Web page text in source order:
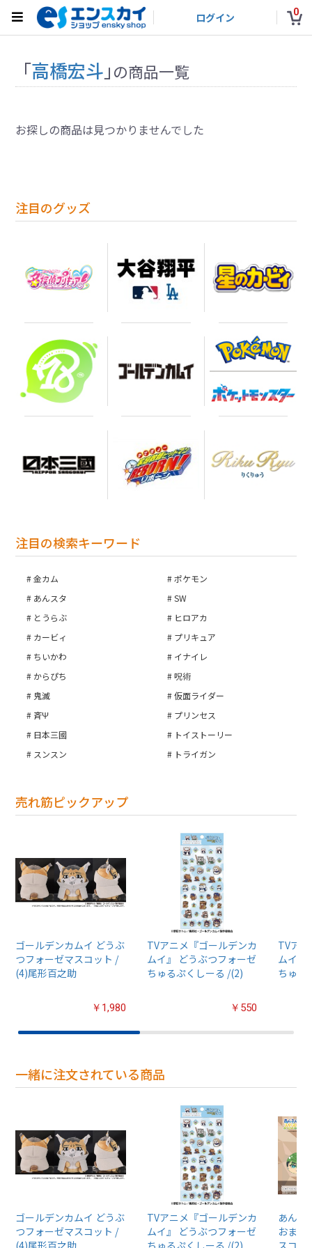
ログイン 0
注目のグッズ
注目の検索キーワード
金カム
ポケモン
あんスタ
SW
とうらぶ
ヒロアカ
カービィ
プリキュア
ちいかわ
イナイレ
からぴち
呪術
鬼滅
仮面ライダー
斉Ψ
プリンセス
日本三國
トイストーリー
スンスン
トライガン
売れ筋ピックアップ
ゴールデンカムイ どうぶ
つフォーゼマスコット /
(4)尾形百之助
￥1,980
TVアニメ『ゴールデンカ
ムイ』 どうぶつフォーゼ
ちゅるぷくしーる /(2)
￥550
TVア
ムイ』
ちゅる
一緒に注文されている商品
ゴールデンカムイ どうぶ
つフォーゼマスコット /
TVアニメ『ゴールデンカ
ムイ』 どうぶつフォーゼ
あんさ
おまん
「高橋宏斗 」の商品一覧
お探しの商品は見つかりませんでした